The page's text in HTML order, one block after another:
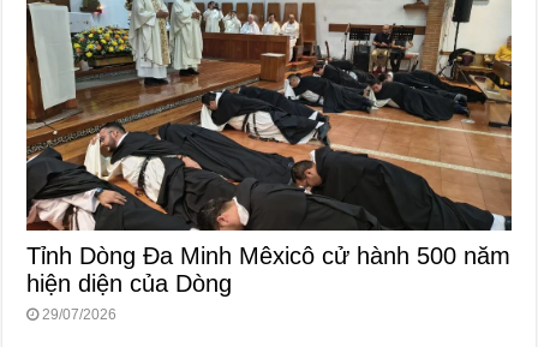
Tỉnh Dòng Đa Minh Mêxicô cử hành 500 năm
hiện diện của Dòng
29/07/2026